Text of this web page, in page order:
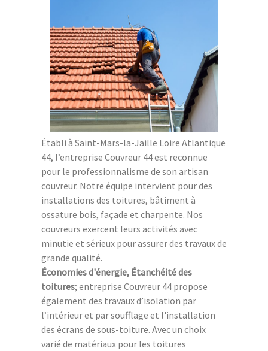
Établi à Saint-Mars-la-Jaille Loire Atlantique
44, l’entreprise Couvreur 44 est reconnue
pour le professionnalisme de son artisan
couvreur. Notre équipe intervient pour des
installations des toitures, bâtiment à
ossature bois, façade et charpente. Nos
couvreurs exercent leurs activités avec
minutie et sérieux pour assurer des travaux de
grande qualité.
Économies d'énergie, Étanchéité des
toitures; entreprise Couvreur 44 propose
également des travaux d’isolation par
l’intérieur et par soufflage et l'installation
des écrans de sous-toiture. Avec un choix
varié de matériaux pour les toitures